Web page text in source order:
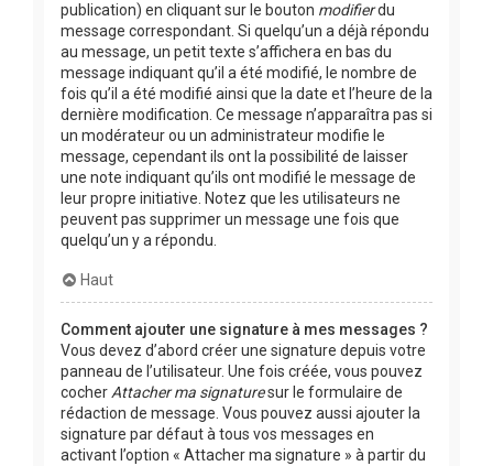
publication) en cliquant sur le bouton modifierdu
message correspondant. Si quelqu’un a déjà répondu
au message, un petit texte s’affichera en bas du
message indiquant qu’il a été modifié, le nombre de
fois qu’il a été modifié ainsi que la date et l’heure de la
dernière modification. Ce message n’apparaîtra pas si
un modérateur ou un administrateur modifie le
message, cependant ils ont la possibilité de laisser
une note indiquant qu’ils ont modifié le message de
leur propre initiative. Notez que les utilisateurs ne
peuvent pas supprimer un message une fois que
quelqu’un y a répondu.
Haut
Comment ajouter une signature à mes messages ?
Vous devez d’abord créer une signature depuis votre
panneau de l’utilisateur. Une fois créée, vous pouvez
cocher Attacher ma signaturesur le formulaire de
rédaction de message. Vous pouvez aussi ajouter la
signature par défaut à tous vos messages en
activant l’option « Attacher ma signature » à partir du